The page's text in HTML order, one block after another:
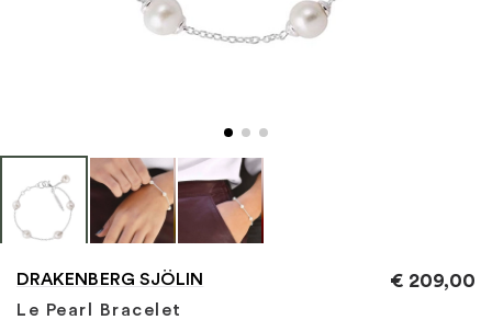
DRAKENBERG SJÖLIN
Le Pearl Bracelet
€ 209,00